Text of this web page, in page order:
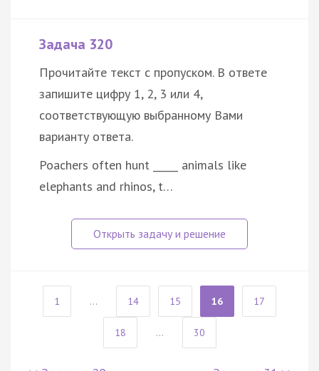
Задача 320
Прочитайте текст с пропуском. В ответе
запишите цифру 1, 2, 3 или 4,
соответствующую выбранному Вами
варианту ответа.
Poachers often hunt _____ animals like
elephants and rhinos, t…
1 ... 14 15 16 17
18 ... 30